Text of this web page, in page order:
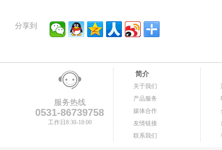
分享到
服务热线
0531-86739758
工作日8:30-18:00
简介
关于我们
产品服务
媒体合作
友情链接
联系我们